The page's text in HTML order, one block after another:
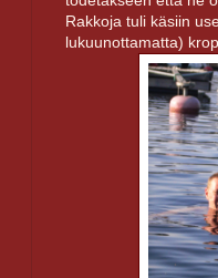
Rakkoja tuli käsiin
lukuunottamatta)